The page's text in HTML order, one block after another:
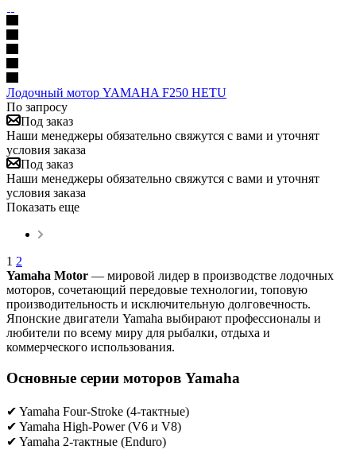
Лодочный мотор YAMAHA F250 HETU
По запросу
Под заказ
Наши менеджеры обязательно свяжутся с вами и уточнят
условия заказа
Под заказ
Наши менеджеры обязательно свяжутся с вами и уточнят
условия заказа
Показать еще
1 2
Yamaha Motor — мировой лидер в производстве лодочных
моторов, сочетающий передовые технологии, топовую
производительность и исключительную долговечность.
Японские двигатели Yamaha выбирают профессионалы и
любители по всему миру для рыбалки, отдыха и
коммерческого использования.
Основные серии моторов Yamaha
✔ Yamaha Four-Stroke (4-тактные)
✔ Yamaha High-Power (V6 и V8)
✔ Yamaha 2-тактные (Enduro)